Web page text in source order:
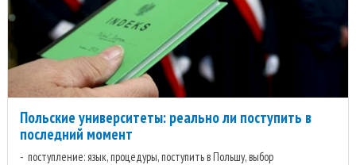
Польские университеты: реально ли поступить в
последний момент
поступление: язык, процедуры, поступить в Польшу, выбор